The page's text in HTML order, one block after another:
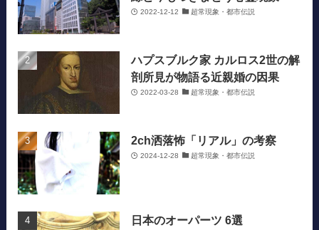
2022-12-12 超常現象・都市伝説
ハプスブルク家 カルロス2世の解
剖所見が物語る近親婚の因果
2022-03-28 超常現象・都市伝説
2ch洒落怖「リアル」の考察
2024-12-28 超常現象・都市伝説
日本のオーパーツ 6選